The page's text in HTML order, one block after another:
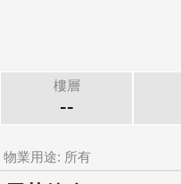
樓層
--
物業用途: 所有